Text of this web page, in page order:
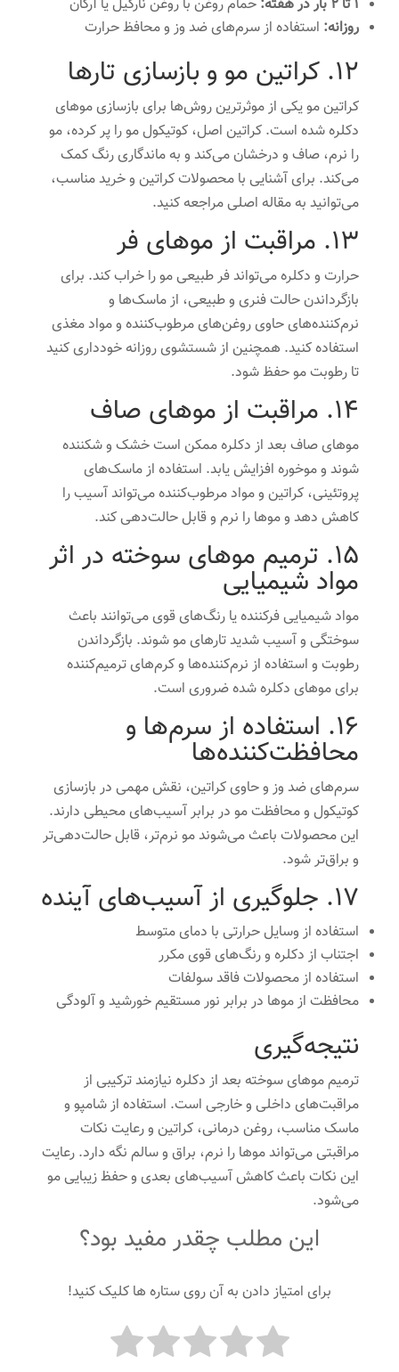
۱ تا ۲ بار در هفته:
حمام روغن با روغن نارگیل یا آرگان
روزانه: استفاده از سرم‌های ضد وز و محافظ حرارت
12. کراتین مو و بازسازی تارها
کراتین مو یکی از موثرترین روش‌ها برای بازسازی موهای
دکلره شده است. کراتین اصل، کوتیکول مو را پر کرده، مو
را نرم، صاف و درخشان می‌کند و به ماندگاری رنگ کمک
می‌کند. برای آشنایی با محصولات کراتین و خرید مناسب،
می‌توانید به مقاله اصلی مراجعه کنید.
13. مراقبت از موهای فر
حرارت و دکلره می‌تواند فر طبیعی مو را خراب کند. برای
بازگرداندن حالت فنری و طبیعی، از ماسک‌ها و
نرم‌کننده‌های حاوی روغن‌های مرطوب‌کننده و مواد مغذی
استفاده کنید. همچنین از شستشوی روزانه خودداری کنید
تا رطوبت مو حفظ شود.
14. مراقبت از موهای صاف
موهای صاف بعد از دکلره ممکن است خشک و شکننده
شوند و موخوره افزایش یابد. استفاده از ماسک‌های
پروتئینی، کراتین و مواد مرطوب‌کننده می‌تواند آسیب را
کاهش دهد و موها را نرم و قابل حالت‌دهی کند.
15. ترمیم موهای سوخته در اثر
مواد شیمیایی
مواد شیمیایی فرکننده یا رنگ‌های قوی می‌توانند باعث
سوختگی و آسیب شدید تارهای مو شوند. بازگرداندن
رطوبت و استفاده از نرم‌کننده‌ها و کرم‌های ترمیم‌کننده
برای موهای دکلره شده ضروری است.
16. استفاده از سرم‌ها و
محافظت‌کننده‌ها
سرم‌های ضد وز و حاوی کراتین، نقش مهمی در بازسازی
کوتیکول و محافظت مو در برابر آسیب‌های محیطی دارند.
این محصولات باعث می‌شوند مو نرم‌تر، قابل حالت‌دهی‌تر
و براق‌تر شود.
17. جلوگیری از آسیب‌های آینده
استفاده از وسایل حرارتی با دمای متوسط
اجتناب از دکلره و رنگ‌های قوی مکرر
استفاده از محصولات فاقد سولفات
محافظت از موها در برابر نور مستقیم خورشید و آلودگی
نتیجه‌گیری
ترمیم موهای سوخته بعد از دکلره نیازمند ترکیبی از
مراقبت‌های داخلی و خارجی است. استفاده از شامپو و
ماسک مناسب، روغن درمانی، کراتین و رعایت نکات
مراقبتی می‌تواند موها را نرم، براق و سالم نگه دارد. رعایت
این نکات باعث کاهش آسیب‌های بعدی و حفظ زیبایی مو
می‌شود.
این مطلب چقدر مفید بود؟
برای امتیاز دادن به آن روی ستاره ها کلیک کنید!